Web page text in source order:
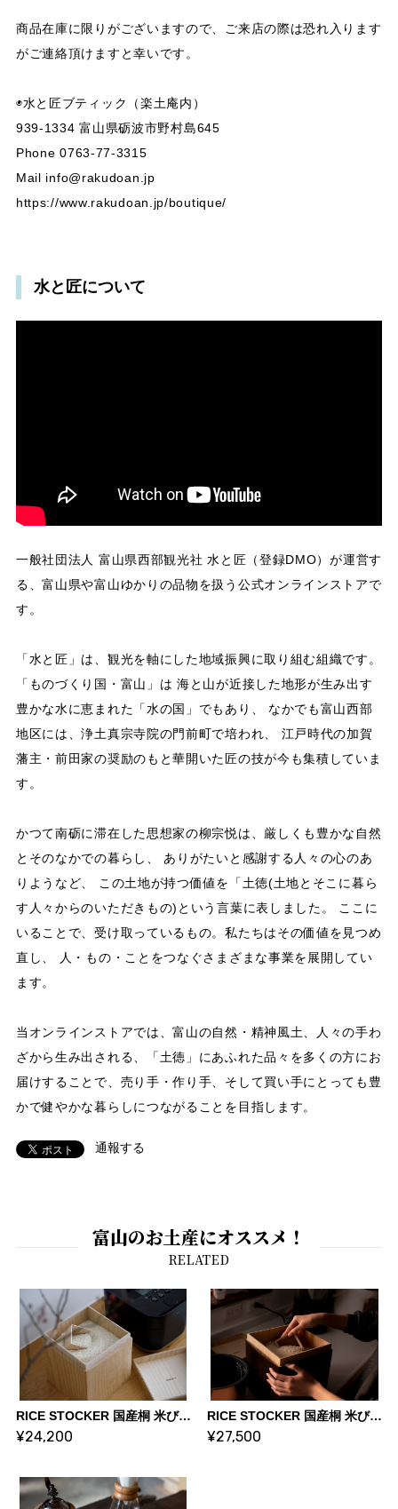
商品在庫に限りがございますので、ご来店の際は恐れ入ります
がご連絡頂けますと幸いです。
◉水と匠ブティック（楽土庵内）
939-1334 富山県砺波市野村島645
Phone 0763-77-3315
Mail info@rakudoan.jp
https://www.rakudoan.jp/boutique/
水と匠について
一般社団法人 富山県西部観光社 水と匠（登録DMO）が運営す
る、富山県や富山ゆかりの品物を扱う公式オンラインストアで
す。
「水と匠」は、観光を軸にした地域振興に取り組む組織です。
「ものづくり国・富山」は 海と山が近接した地形が生み出す
豊かな水に恵まれた「水の国」でもあり、 なかでも富山西部
地区には、浄土真宗寺院の門前町で培われ、 江戸時代の加賀
藩主・前田家の奨励のもと華開いた匠の技が今も集積していま
す。
かつて南砺に滞在した思想家の柳宗悦は、厳しくも豊かな自然
とそのなかでの暮らし、 ありがたいと感謝する人々の心のあ
りようなど、 この土地が持つ価値を「土徳(土地とそこに暮ら
す人々からのいただきもの)という言葉に表しました。 ここに
いることで、受け取っているもの。私たちはその価値を見つめ
直し、 人・もの・ことをつなぐさまざまな事業を展開してい
ます。
当オンラインストアでは、富山の自然・精神風土、人々の手わ
ざから生み出される、「土徳」にあふれた品々を多くの方にお
届けすることで、売り手・作り手、そして買い手にとっても豊
かで健やかな暮らしにつながることを目指します。
通報する
富山のお土産にオススメ！
RICE STOCKER 国産桐 米びつ ライスストッカー【5kg 蜜蝋】 | KIRIFT 美術木箱うらた | KIRIFT Artwork wooden box Urata
¥24,200
RICE STOCKER 国産桐 米びつ ライスストッカー【5kg 焼桐】 | KIRIFT 美術木箱うらた | KIRIFT Artwork wooden box Urata
¥27,500